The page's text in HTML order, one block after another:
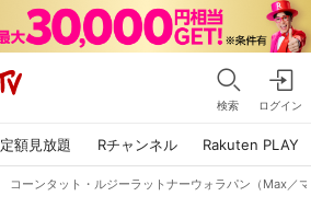
検索 ログイン
定額見放題 Rチャンネル Rakuten PLAY
コーンタット・ルジーラットナーウォラパン（Max／